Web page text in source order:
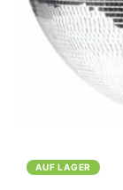
AUF LAGER